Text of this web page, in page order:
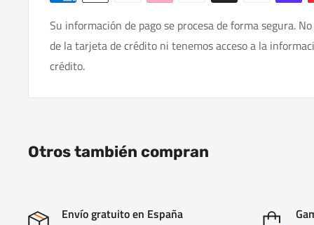
Su información de pago se procesa de forma segura.
de la tarjeta de crédito ni tenemos acceso a la
crédito.
Otros también compran
Envío gratuito en España